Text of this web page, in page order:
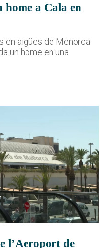
home a Cala en
en aigües de Menorca
un home en una
l’Aeroport de